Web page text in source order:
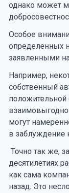
однако может
Особое
определенных
заявленными
Например,
собственный
могут
в заблуждение
Точно так же,
десятилетиях
как сама
назад. Это